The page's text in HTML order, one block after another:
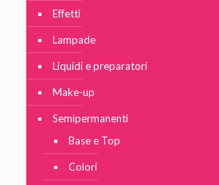
Effetti
Lampade
Liquidi e preparatori
Make-up
Semipermanenti
Base e Top
Colori